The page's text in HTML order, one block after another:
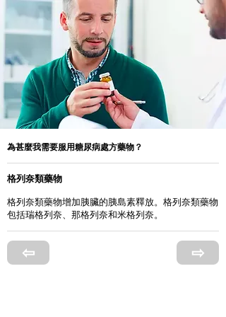
為甚麼我需要服用糖尿病處方藥物？
格列奈類藥物
格列奈類藥物增加胰臟的胰島素釋放。格列奈類藥物
包括瑞格列奈、那格列奈和米格列奈。
⇦ ⇨